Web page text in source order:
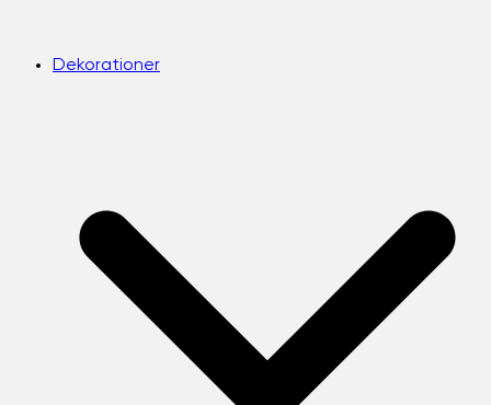
Dekorationer